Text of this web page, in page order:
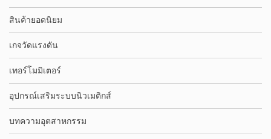
สินค้ายอดนิยม
เกจวัดแรงดัน
เทอร์โมมิเตอร์
อุปกรณ์เสริมระบบนิวเมติกส์
บทความอุตสาหกรรม